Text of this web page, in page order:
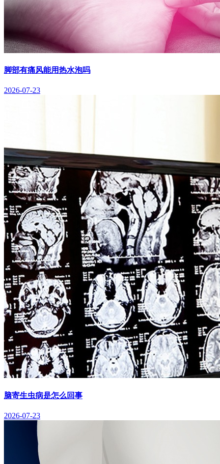
脚部有痛风能用热水泡吗
2026-07-23
脑寄生虫病是怎么回事
2026-07-23